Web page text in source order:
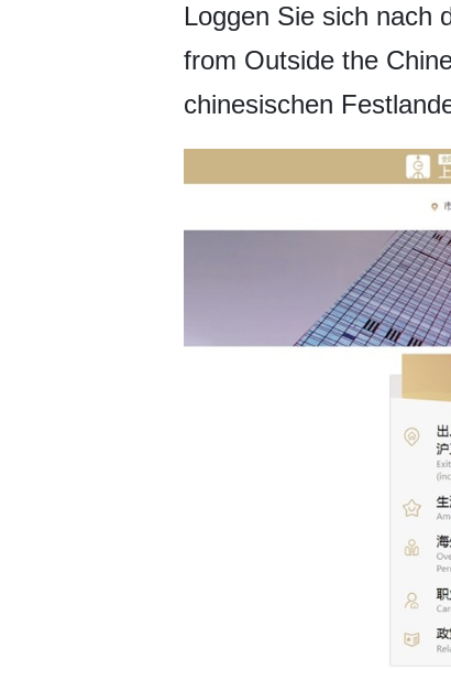
Loggen Sie sich nach
from Outside the
chinesischen